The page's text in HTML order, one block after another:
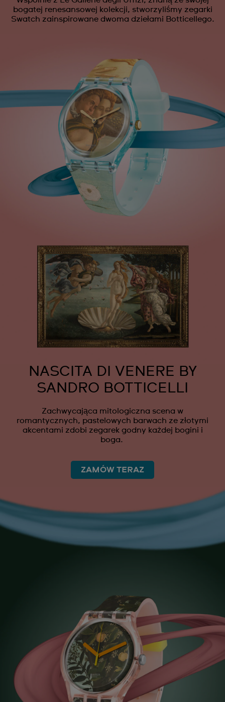
bogatej renesansowej kolekcji, stworzyliśmy zegarki
Swatch zainspirowane dwoma dziełami Botticellego.
NASCITA DI VENERE BY
SANDRO BOTTICELLI
Zachwycająca mitologiczna scena w
romantycznych, pastelowych barwach ze złotymi
akcentami zdobi zegarek godny każdej bogini i
boga.
ZAMÓW TERAZ